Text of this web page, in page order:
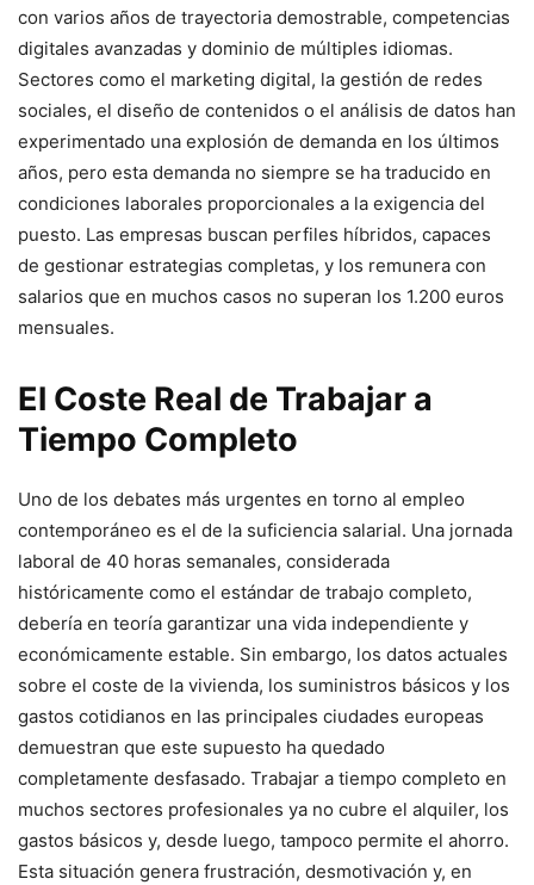
con varios años de trayectoria demostrable, competencias
digitales avanzadas y dominio de múltiples idiomas.
Sectores como el marketing digital, la gestión de redes
sociales, el diseño de contenidos o el análisis de datos han
experimentado una explosión de demanda en los últimos
años, pero esta demanda no siempre se ha traducido en
condiciones laborales proporcionales a la exigencia del
puesto. Las empresas buscan perfiles híbridos, capaces
de gestionar estrategias completas, y los remunera con
salarios que en muchos casos no superan los 1.200 euros
mensuales.
El Coste Real de Trabajar a
Tiempo Completo
Uno de los debates más urgentes en torno al empleo
contemporáneo es el de la suficiencia salarial. Una jornada
laboral de 40 horas semanales, considerada
históricamente como el estándar de trabajo completo,
debería en teoría garantizar una vida independiente y
económicamente estable. Sin embargo, los datos actuales
sobre el coste de la vivienda, los suministros básicos y los
gastos cotidianos en las principales ciudades europeas
demuestran que este supuesto ha quedado
completamente desfasado. Trabajar a tiempo completo en
muchos sectores profesionales ya no cubre el alquiler, los
gastos básicos y, desde luego, tampoco permite el ahorro.
Esta situación genera frustración, desmotivación y, en